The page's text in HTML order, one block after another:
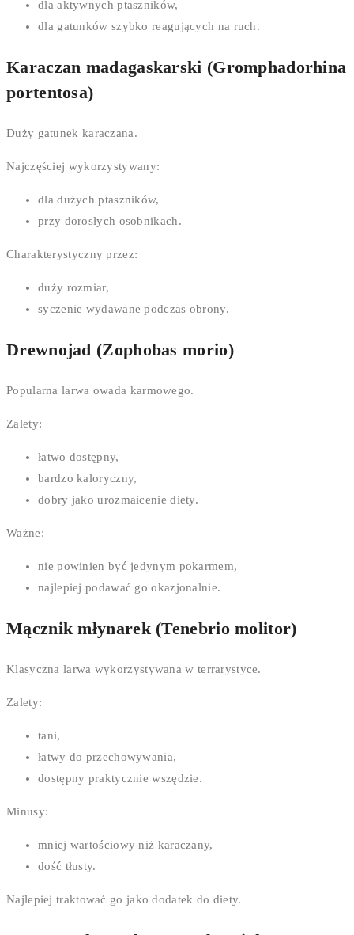
dla aktywnych ptaszników,
dla gatunków szybko reagujących na ruch.
Karaczan madagaskarski (Gromphadorhina
portentosa)
Duży gatunek karaczana.
Najczęściej wykorzystywany:
dla dużych ptaszników,
przy dorosłych osobnikach.
Charakterystyczny przez:
duży rozmiar,
syczenie wydawane podczas obrony.
Drewnojad (Zophobas morio)
Popularna larwa owada karmowego.
Zalety:
łatwo dostępny,
bardzo kaloryczny,
dobry jako urozmaicenie diety.
Ważne:
nie powinien być jedynym pokarmem,
najlepiej podawać go okazjonalnie.
Mącznik młynarek (Tenebrio molitor)
Klasyczna larwa wykorzystywana w terrarystyce.
Zalety:
tani,
łatwy do przechowywania,
dostępny praktycznie wszędzie.
Minusy:
mniej wartościowy niż karaczany,
dość tłusty.
Najlepiej traktować go jako dodatek do diety.